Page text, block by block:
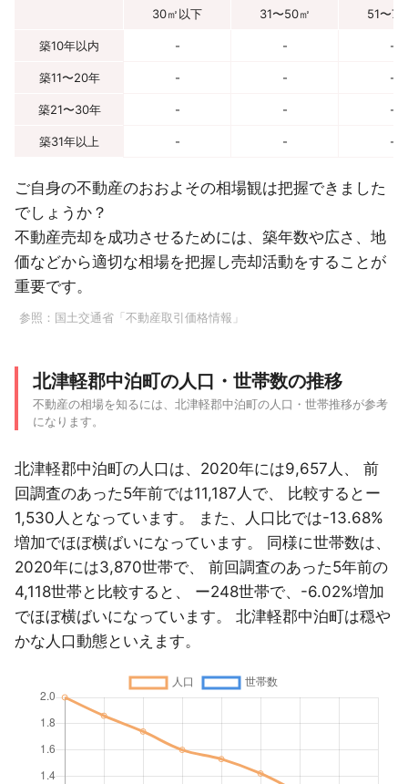
30㎡以下 31〜50㎡ 51〜70
築10年以内 - - -
築11〜20年 - - -
築21〜30年 - - -
築31年以上 - - -
ご自身の不動産のおおよその相場観は把握できました
でしょうか？
不動産売却を成功させるためには、築年数や広さ、地
価などから適切な相場を把握し売却活動をすることが
重要です。
参照： 国土交通省「不動産取引価格情報」
北津軽郡中泊町の人口・世帯数の推移
不動産の相場を知るには、北津軽郡中泊町の人口・世帯推移が参考
になります。
北津軽郡中泊町の人口は、2020年には9,657人、 前
回調査のあった5年前では11,187人で、 比較するとー
1,530人となっています。 また、人口比では-13.68%
増加でほぼ横ばいになっています。 同様に世帯数は、
2020年には3,870世帯で、 前回調査のあった5年前の
4,118世帯と比較すると、 ー248世帯で、-6.02%増加
でほぼ横ばいになっています。 北津軽郡中泊町は穏や
かな人口動態といえます。